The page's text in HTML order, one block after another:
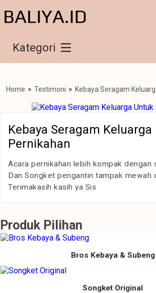
Kategori
Home > Testimoni > Kebaya Seragam
Kebaya Seragam
Pernikahan
Acara pernikahan lebih kompak dengan
Dan Songket pengantin tampak mewah
Terimakasih kasih ya Sis
Produk Pilihan
Bros Kebaya & Subeng
Songket Original